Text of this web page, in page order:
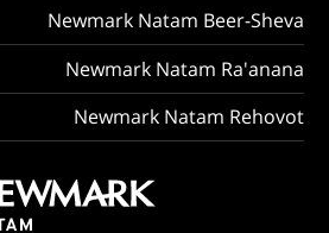
Newmark Natam Beer-Sheva
Newmark Natam Ra'anana
Newmark Natam Rehovot